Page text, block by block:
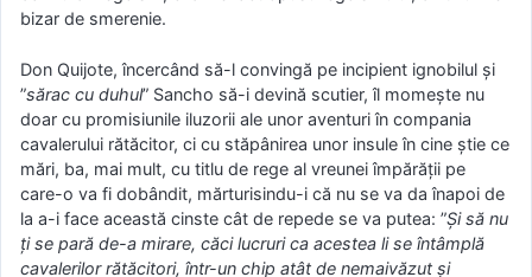
bizar de smerenie.
Don Quijote, încercând să-l convingă pe incipient ignobilul și
”sărac cu duhul” Sancho să-i devină scutier, îl momește nu
doar cu promisiunile iluzorii ale unor aventuri în compania
cavalerului rătăcitor, ci cu stăpânirea unor insule în cine știe ce
mări, ba, mai mult, cu titlu de rege al vreunei împărății pe
care-o va fi dobândit, mărturisindu-i că nu se va da înapoi de
la a-i face această cinste cât de repede se va putea: ”Și să nu
ți se pară de-a mirare, căci lucruri ca acestea li se întâmplă
cavalerilor rătăcitori, într-un chip atât de nemaivăzut și